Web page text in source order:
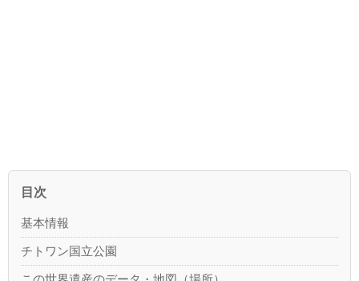
目次
基本情報
チトワン国立公園